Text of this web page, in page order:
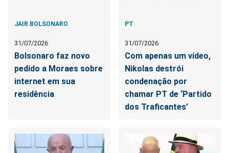
JAIR BOLSONARO
31/07/2026
Bolsonaro faz novo
pedido a Moraes sobre
internet em sua
residência
PT
31/07/2026
Com apenas um vídeo,
Nikolas destrói
condenação por
chamar PT de ‘Partido
dos Traficantes’